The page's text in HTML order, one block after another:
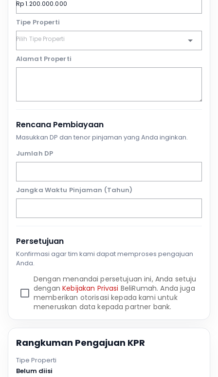
Tipe Properti
Alamat Properti
Rencana Pembiayaan
Masukkan DP dan tenor pinjaman yang Anda inginkan.
Jumlah DP
Jangka Waktu Pinjaman (Tahun)
Persetujuan
Konfirmasi agar tim kami dapat memproses pengajuan
Anda.
Dengan menandai persetujuan ini, Anda setuju
denganKebijakan Privasi BeliRumah. Anda juga
memberikan otorisasi kepada kami untuk
meneruskan data kepada partner bank.
Rangkuman Pengajuan KPR
Tipe Properti
Belum diisi